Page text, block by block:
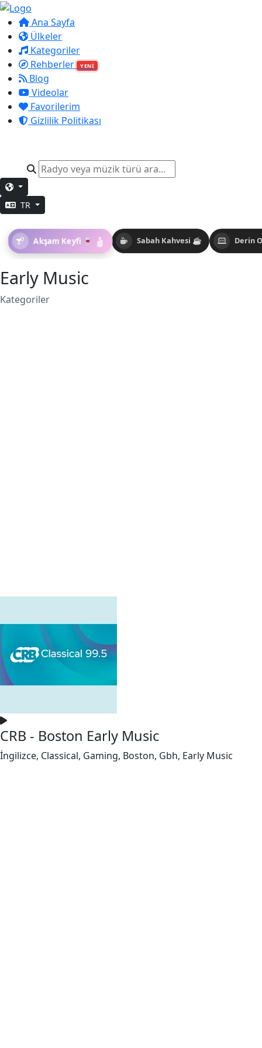
Ana Sayfa
Ülkeler
Kategoriler
Rehberler
YENİ
Blog
Videolar
Favorilerim
Gizlilik Politikası
TR
Sabah Kahvesi ☕ Derin
Akşam Keyfi 🍷
Early Music
Kategoriler
CRB - Boston Early Music
İngilizce, Classical, Gaming, Boston, Gbh, Early Music